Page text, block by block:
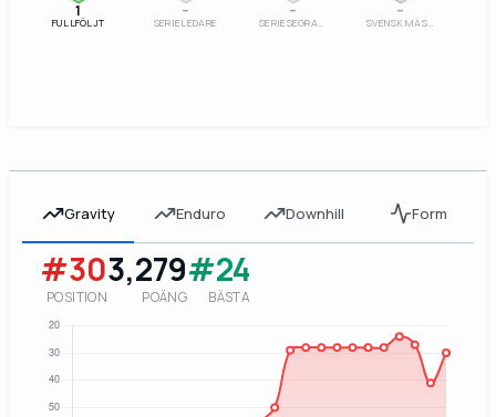
Gravity Enduro Downhill Form
#30
POSITION
3,279
POÄNG
#24
BÄSTA
1
FULLFÖLJT
–
SERIELEDARE
–
SERIESEGRARE
–
SVENSK MÄSTARE